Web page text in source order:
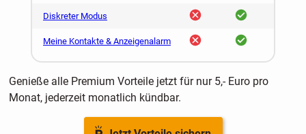
Diskreter Modus nein ja
Meine Kontakte & Anzeigenalarm nein ja
Genieße alle Premium Vorteile jetzt für nur 5,- Euro pro
Monat, jederzeit monatlich kündbar.